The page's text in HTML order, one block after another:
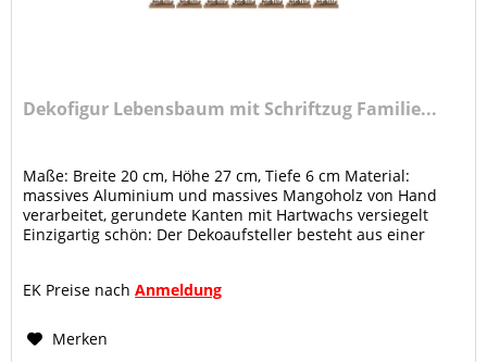
Dekofigur Lebensbaum mit Schriftzug Familie...
Maße: Breite 20 cm, Höhe 27 cm, Tiefe 6 cm Material:
massives Aluminium und massives Mangoholz von Hand
verarbeitet, gerundete Kanten mit Hartwachs versiegelt
Einzigartig schön: Der Dekoaufsteller besteht aus einer
EK Preise nachAnmeldung
Merken